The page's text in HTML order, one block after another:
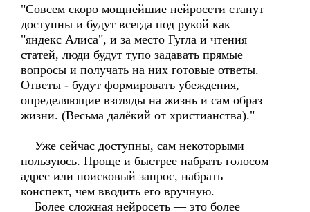
"Совсем скоро мощнейшие нейросети станут
доступны и будут всегда под рукой как
"яндекс Алиса", и за место Гугла и чтения
статей, люди будут тупо задавать прямые
вопросы и получать на них готовые ответы.
Ответы - будут формировать убеждения,
определяющие взгляды на жизнь и сам образ
жизни. (Весьма далёкий от христианства)."
Уже сейчас доступны, сам некоторыми
пользуюсь. Проще и быстрее набрать голосом
адрес или поисковый запрос, набрать
конспект, чем вводить его вручную.
Более сложная нейросеть — это более